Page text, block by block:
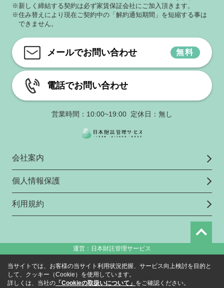
※新しく締結する契約は必ず家賃保証会社にご加入頂きます。
※住み替えにより現在ご契約中の「解約通知期間」を短縮する事は
できません。
メールでお問い合わせ 無料
電話でお問い合わせ
営業時間：10:00~19:00 定休日：無し
会社案内
個人情報保護
利用規約
運営：日本財託管理サービス
当サイトでは、お客様の当サイト利用状況把握、サービス向上検討を目的と
して、クッキー（Cookie）を使用しています。
詳しくは、当社の 「Cookieの取扱いについて」 をご確認ください。